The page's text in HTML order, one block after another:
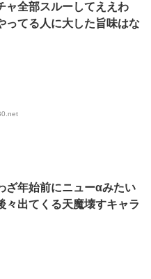
ャ全部スルーしてええわ
ってる人に大した旨味はな
ざ年始前にニューαみたい
々出てくる天魔壊すキャラ